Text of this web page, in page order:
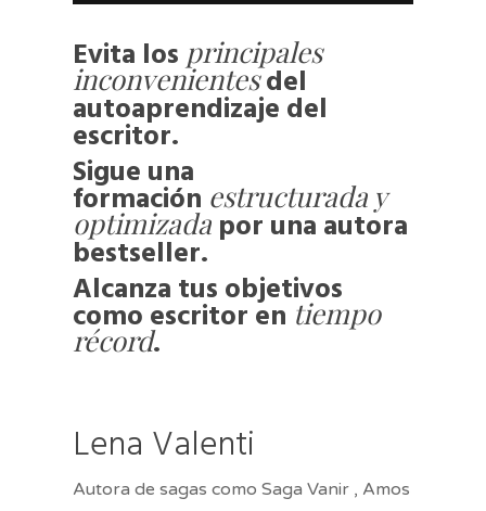
Evita losprincipales
inconvenientesdel
autoaprendizaje del
escritor.
Sigue una
formación estructurada y
optimizada por una autora
bestseller.
Alcanza tus objetivos
como escritor en tiempo
récord.
Lena Valenti
Autora de sagas como Saga Vanir , Amos
Home
Contactar
Sobre Vanir
Cursos
Mis cursos